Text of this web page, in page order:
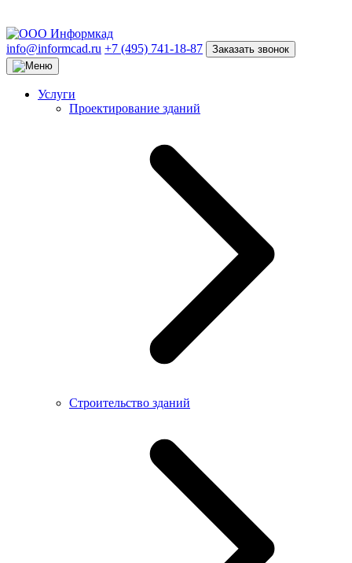
info@informcad.ru +7 (495) 741-18-87 Заказать звонок
Услуги
Проектирование зданий
Строительство зданий